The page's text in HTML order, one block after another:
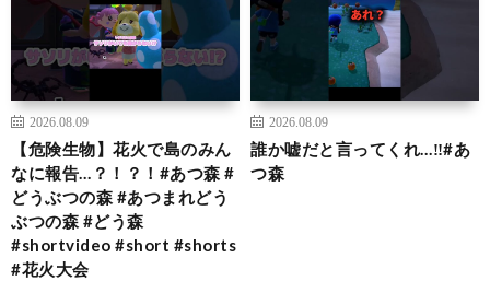
2026.08.09
【危険生物】花火で島のみん
なに報告…？！？！#あつ森 #
どうぶつの森 #あつまれどう
ぶつの森 #どう森
#shortvideo #short #shorts
#花火大会
2026.08.09
誰か嘘だと言ってくれ…‼️#あ
つ森